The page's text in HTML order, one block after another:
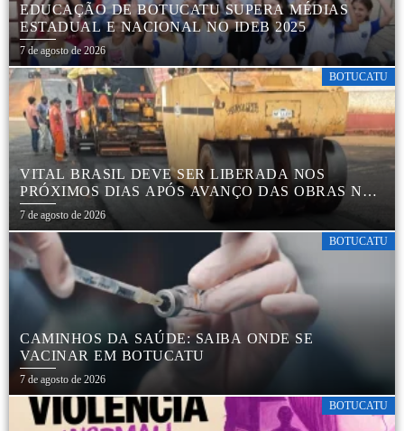
EDUCAÇÃO DE BOTUCATU SUPERA MÉDIAS
ESTADUAL E NACIONAL NO IDEB 2025
7 de agosto de 2026
BOTUCATU
VITAL BRASIL DEVE SER LIBERADA NOS
PRÓXIMOS DIAS APÓS AVANÇO DAS OBRAS NA
REGIÃO DA RODOVIÁRIA
7 de agosto de 2026
BOTUCATU
CAMINHOS DA SAÚDE: SAIBA ONDE SE
VACINAR EM BOTUCATU
7 de agosto de 2026
BOTUCATU